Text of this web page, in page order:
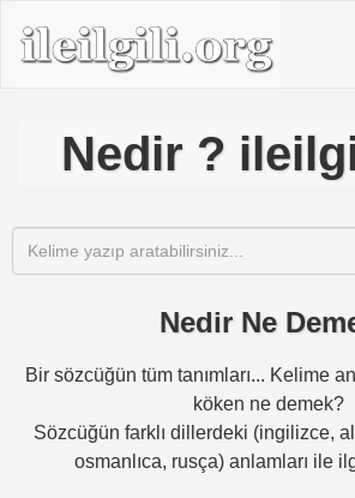
Nedir ?
Nedir Ne
Bir sözcüğün tüm tanımları... Kelime
köken ne demek?
Sözcüğün farklı dillerdeki (ingilizce,
osmanlıca, rusça) anlamları ile